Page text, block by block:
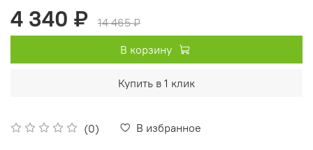
(0) В избранное
4 340 ₽
14 465 ₽
В корзину
Купить в 1 клик